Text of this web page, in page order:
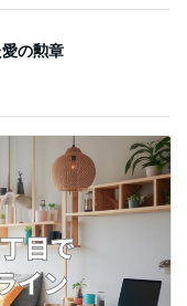
の勲章